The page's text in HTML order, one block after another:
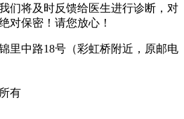
们将及时反馈给医生进行诊断，对
对保密！请您放心！
里中路18号（彩虹桥附近，原邮电
有